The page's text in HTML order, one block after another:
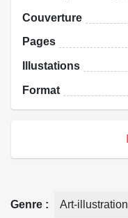
Couverture
Pages
Illustations
Format
Genre Art-illustration